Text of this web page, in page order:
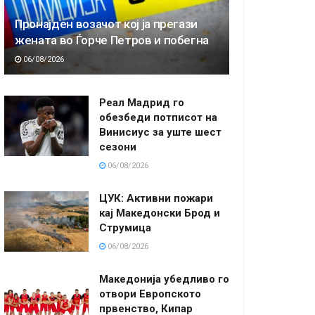
Пронајден возачот кој ја прегази
жената во Ѓорче Петров и побегна
06/08/2026
Реал Мадрид го
обезбеди потписот на
Винисиус за уште шест
сезони
06/08/2026
ЦУК: Активни пожари
кај Македонски Брод и
Струмица
06/08/2026
Македонија убедливо го
отвори Европското
првенство, Кипар